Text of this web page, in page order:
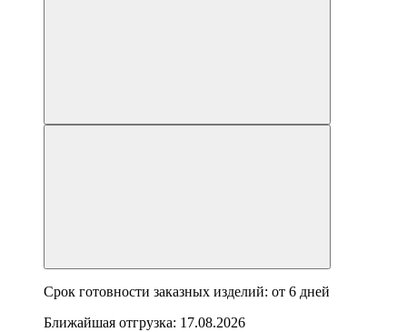
Срок готовности заказных изделий: от 6 дней
Ближайшая отгрузка: 17.08.2026